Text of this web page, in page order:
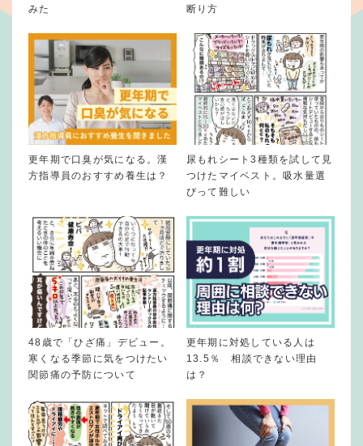
みた
断り方
更年期で口臭が気になる。漢
方指導員のおすすめ養生は？
尿もれシート3種類を試して見
つけたマイベスト。吸水量選
びって難しい
48歳で「ひざ痛」デビュー。
寒くなる季節に気をつけたい
関節痛の予防について
更年期に対処している人は
13.5％ 相談できない理由
は？